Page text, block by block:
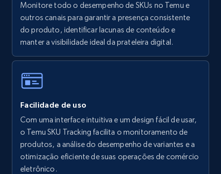
URL, Final price, Sku, Currency, Gtin,
Specifications, Image urls, Top reviews, and
more.
5.6K+ 876+ Comece agora
Walmart - products - Collects products by
specific keywords
URL, Final price, Sku, Currency, Gtin,
Specifications, Image urls, Top reviews, and
more.
Monitore todo o desempenho de SKUs no Temu e
outros canais para garantir a presença consistente
do produto, identificar lacunas de conteúdo e
manter a visibilidade ideal da prateleira digital.
Facilidade de uso
Com uma interface intuitiva e um design fácil de usar,
o Temu SKU Tracking facilita o monitoramento de
produtos, a análise do desempenho de variantes e a
otimização eficiente de suas operações de comércio
eletrônico.